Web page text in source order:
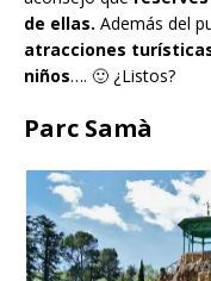
de ellas. Además del
atracciones
niños…. 🙂 ¿Listos?
Parc Samà